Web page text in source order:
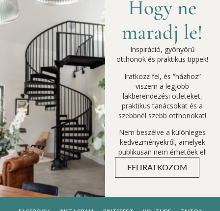
Hogy ne
maradj le!
Inspiráció, gyönyörű
otthonok és praktikus tippek!
Iratkozz fel, és “házhoz”
viszem a legjobb
lakberendezési ötleteket,
praktikus tanácsokat és a
szebbnél szebb otthonokat!
Nem beszélve a különleges
kedvezményekről, amelyek
publikusan nem érhetőek el!
FELIRATKOZOM